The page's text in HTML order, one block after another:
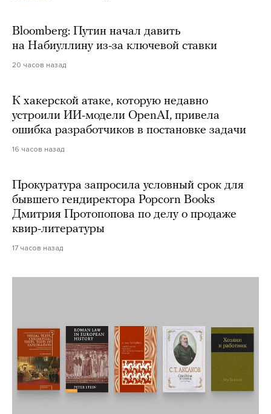
Bloomberg: Путин начал давить
на Набиуллину из-за ключевой ставки
20 часов назад
К хакерской атаке, которую недавно
устроили ИИ-модели OpenAI, привела
ошибка разработчиков в постановке задачи
16 часов назад
Прокуратура запросила условный срок для
бывшего гендиректора Popcorn Books
Дмитрия Протопопова по делу о продаже
квир-литературы
17 часов назад